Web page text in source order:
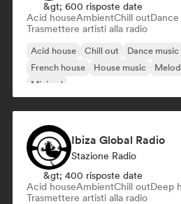
&gt; 600 risposte date
Acid houseAmbientChill out
Trasmettere artisti alla radio
Acid house Chill out Dance music
French house
House music
Minimal
Ibiza Global Radio
Stazione Radio
&gt; 400 risposte date
Acid houseAmbientChill outDeep
Trasmettere artisti alla radio